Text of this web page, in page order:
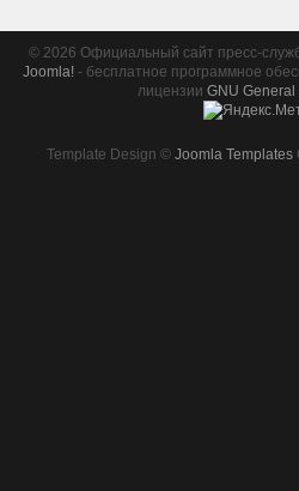
© 2026 Официальный сайт пресс-
Joomla!- бесплатное программное
лицензии GNU General
Template Design © Joomla Templates